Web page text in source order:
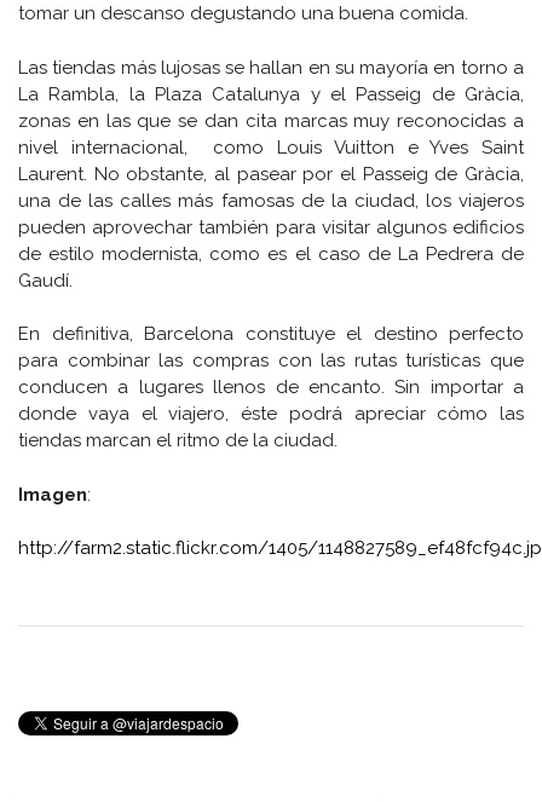
tomar un descanso degustando una buena comida.
Las tiendas más lujosas se hallan en su mayoría en torno a
La Rambla, la Plaza Catalunya y el Passeig de Gràcia,
zonas en las que se dan cita marcas muy reconocidas a
nivel internacional, como Louis Vuitton e Yves Saint
Laurent. No obstante, al pasear por el Passeig de Gràcia,
una de las calles más famosas de la ciudad, los viajeros
pueden aprovechar también para visitar algunos edificios
de estilo modernista, como es el caso de La Pedrera de
Gaudí.
En definitiva, Barcelona constituye el destino perfecto
para combinar las compras con las rutas turísticas que
conducen a lugares llenos de encanto. Sin importar a
donde vaya el viajero, éste podrá apreciar cómo las
tiendas marcan el ritmo de la ciudad.
Imagen:
http://farm2.static.flickr.com/1405/